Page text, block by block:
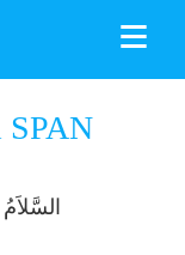
≡
SPAN
SPAN